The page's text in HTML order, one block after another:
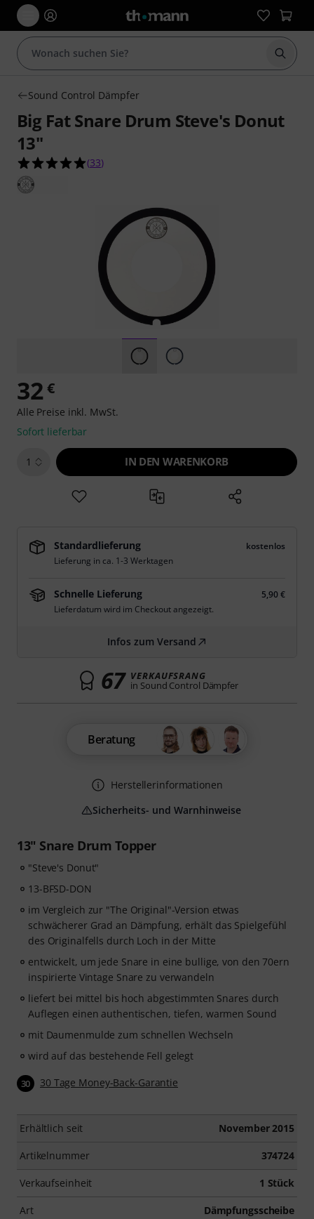
Suche
Sound Control Dämpfer
Big Fat Snare Drum Steve's Donut
13"
4.9 von 5 Sternen aus 33 Kundenbewertungen
(33)
13" Snare Drum Topper
"Steve's Donut"
13-BFSD-DON
im Vergleich zur "The Original"-Version etwas
schwächerer Grad an Dämpfung, erhält das Spielgefühl
des Originalfells durch Loch in der Mitte
entwickelt, um jede Snare in eine bullige, von den 70ern
inspirierte Vintage Snare zu verwandeln
liefert bei mittel bis hoch abgestimmten Snares durch
Auflegen einen authentischen, tiefen, warmen Sound
mit Daumenmulde zum schnellen Wechseln
wird auf das bestehende Fell gelegt
30 30 Tage Money-Back-Garantie
Erhältlich seit November 2015
Artikelnummer 374724
Verkaufseinheit 1 Stück
Art Dämpfungsscheibe
32 €
Alle Preise inkl. MwSt.
Sofort lieferbar
1 IN DEN WARENKORB
Standardlieferung
kostenlos
Lieferung in ca. 1-3 Werktagen
Schnelle Lieferung
5,90 €
Lieferdatum wird im Checkout angezeigt.
Infos zum Versand
67 VERKAUFSRANG
in Sound Control Dämpfer
Beratung
Herstellerinformationen
Sicherheits- und Warnhinweise